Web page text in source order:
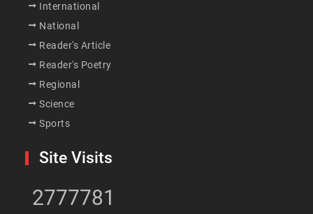
International
National
Reader's Article
Reader's Poetry
Regional
Science
Sports
Site Visits
2777781